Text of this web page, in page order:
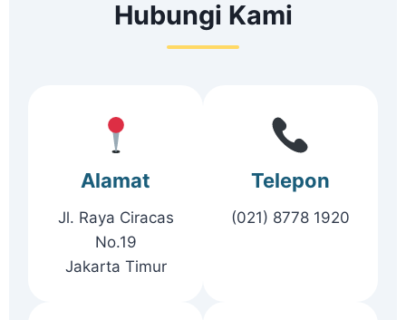
Hubungi Kami
Alamat
Jl. Raya Ciracas
No.19
Jakarta Timur
Telepon
(021) 8778 1920